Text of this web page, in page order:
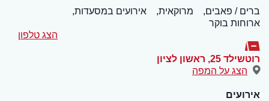
ברים / פאבים, מרוקאית,
אירועים במסעדות,
ארוחות בוקר
הצג טלפון
רוטשילד 25 , ראשון לציון
הצג על המפה
אירועים